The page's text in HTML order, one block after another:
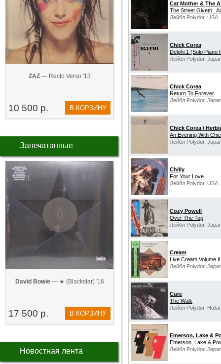
ZAZ— Recto Verso '13
10 500 р. В КОРЗИНУ
Запечатанные
David Bowie— ★ (Blackstar) '16
17 500 р. В КОРЗИНУ
Новостная лента
Cat Mother & The
The Street Giveth..
Лейбл Polydor, USA.
Chick Corea
Delphi 1 (Solo Piano
Лейбл Polydor,
Chick Corea
Return To Forever
Лейбл Polydor,
Chick Corea /
An Evening With
Лейбл Polydor,
Chilly
For Your Love
Лейбл Polydor, USA.
Cozy Powell
Over The Top
Лейбл Polydor,
Cream
Live Cream Volume II
Лейбл Polydor,
Cure
The Walk
Лейбл Polydor,
Emerson, Lake &
Emerson, Lake &
Лейбл Polydor,